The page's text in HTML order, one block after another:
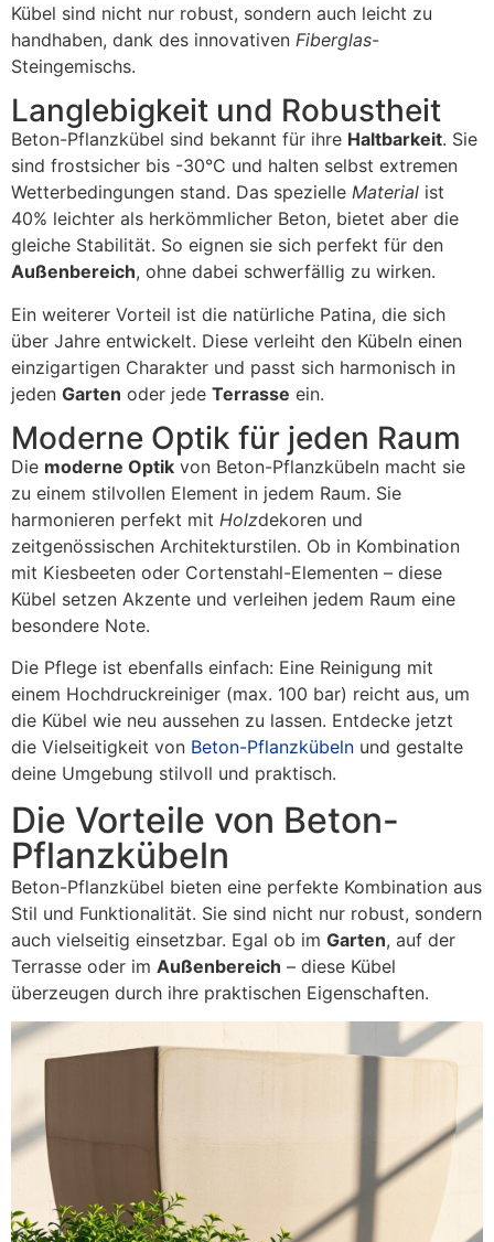
Kübel sind nicht nur robust, sondern auch leicht zu
handhaben, dank des innovativen Fiberglas-
Steingemischs.
Langlebigkeit und Robustheit
Beton-Pflanzkübel sind bekannt für ihre Haltbarkeit. Sie
sind frostsicher bis -30°C und halten selbst extremen
Wetterbedingungen stand. Das spezielle Material ist
40% leichter als herkömmlicher Beton, bietet aber die
gleiche Stabilität. So eignen sie sich perfekt für den
Außenbereich, ohne dabei schwerfällig zu wirken.
Ein weiterer Vorteil ist die natürliche Patina, die sich
über Jahre entwickelt. Diese verleiht den Kübeln einen
einzigartigen Charakter und passt sich harmonisch in
jeden Garten oder jede Terrasse ein.
Moderne Optik für jeden Raum
Die moderne Optik von Beton-Pflanzkübeln macht sie
zu einem stilvollen Element in jedem Raum. Sie
harmonieren perfekt mit Holzdekoren und
zeitgenössischen Architekturstilen. Ob in Kombination
mit Kiesbeeten oder Cortenstahl-Elementen – diese
Kübel setzen Akzente und verleihen jedem Raum eine
besondere Note.
Die Pflege ist ebenfalls einfach: Eine Reinigung mit
einem Hochdruckreiniger (max. 100 bar) reicht aus, um
die Kübel wie neu aussehen zu lassen. Entdecke jetzt
die Vielseitigkeit von Beton-Pflanzkübeln und gestalte
deine Umgebung stilvoll und praktisch.
Die Vorteile von Beton-
Pflanzkübeln
Beton-Pflanzkübel bieten eine perfekte Kombination aus
Stil und Funktionalität. Sie sind nicht nur robust, sondern
auch vielseitig einsetzbar. Egal ob im Garten, auf der
Terrasse oder im Außenbereich – diese Kübel
überzeugen durch ihre praktischen Eigenschaften.